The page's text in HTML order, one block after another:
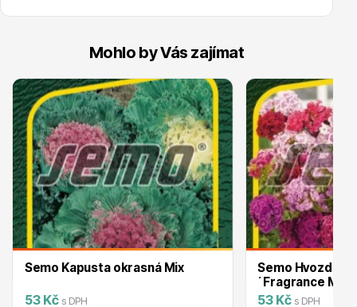
Drobná ovoce
Substráty, hnojiva, kůra
Mohlo by Vás zajímat
Semo Kapusta okrasná Mix
53 Kč s DPH
Semo Hvozdík
´Fragrance Mix´
53 Kč s DPH